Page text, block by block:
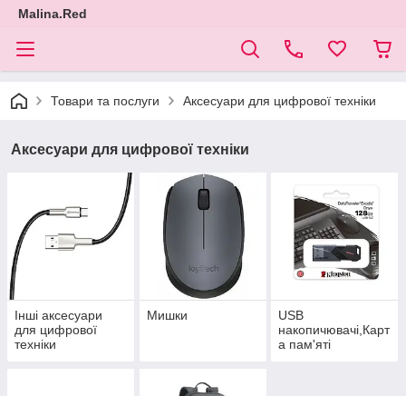
Malina.Red
Товари та послуги Аксесуари для цифрової техніки
Аксесуари для цифрової техніки
Інші аксесуари
для цифрової
техніки
Мишки
USB
накопичювачі,Карт
а пам'яті